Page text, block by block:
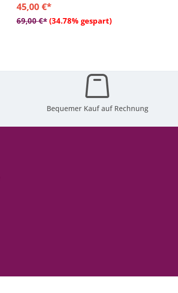
45,00 €*
69,00 €* (34.78% gespart)
In den Warenkorb
Bequemer Kauf auf Rechnung